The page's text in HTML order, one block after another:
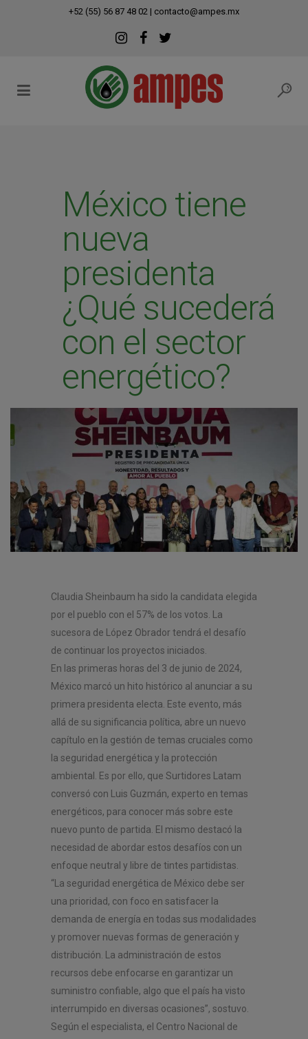
+52 (55) 56 87 48 02 | contacto@ampes.mx
México tiene
nueva
presidenta
¿Qué sucederá
con el sector
energético?
Claudia Sheinbaum ha sido la candidata elegida
por el pueblo con el 57% de los votos. La
sucesora de López Obrador tendrá el desafío
de continuar los proyectos iniciados.
En las primeras horas del 3 de junio de 2024,
México marcó un hito histórico al anunciar a su
primera presidenta electa. Este evento, más
allá de su significancia política, abre un nuevo
capítulo en la gestión de temas cruciales como
la seguridad energética y la protección
ambiental. Es por ello, que Surtidores Latam
conversó con Luis Guzmán, experto en temas
energéticos, para conocer más sobre este
nuevo punto de partida. El mismo destacó la
necesidad de abordar estos desafíos con un
enfoque neutral y libre de tintes partidistas.
“La seguridad energética de México debe ser
una prioridad, con foco en satisfacer la
demanda de energía en todas sus modalidades
y promover nuevas formas de generación y
distribución. La administración de estos
recursos debe enfocarse en garantizar un
suministro confiable, algo que el país ha visto
interrumpido en diversas ocasiones”, sostuvo.
Según el especialista, el Centro Nacional de
modal-check